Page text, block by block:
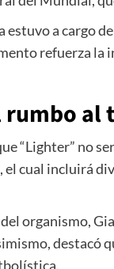
estuvo a cargo de
refuerza la
rumbo al
“Lighter” no
cual incluirá
organismo,
destacó